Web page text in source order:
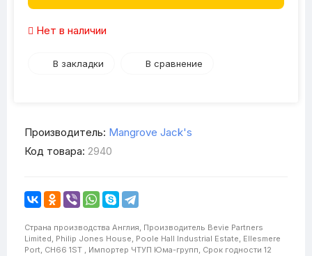
Нет в наличии
В закладки В сравнение
Производитель: Mangrove Jack's
Код товара: 2940
Страна производства Англия, Производитель Bevie Partners
Limited, Philip Jones House, Poole Hall Industrial Estate, Ellesmere
Port, CH66 1ST , Импортер ЧТУП Юма-групп, Срок годности 12